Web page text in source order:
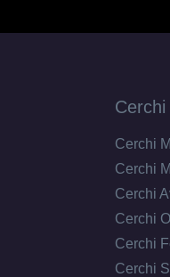
Cerchi
Cerchi
Cerchi
Cerchi
Cerchi
Cerchi